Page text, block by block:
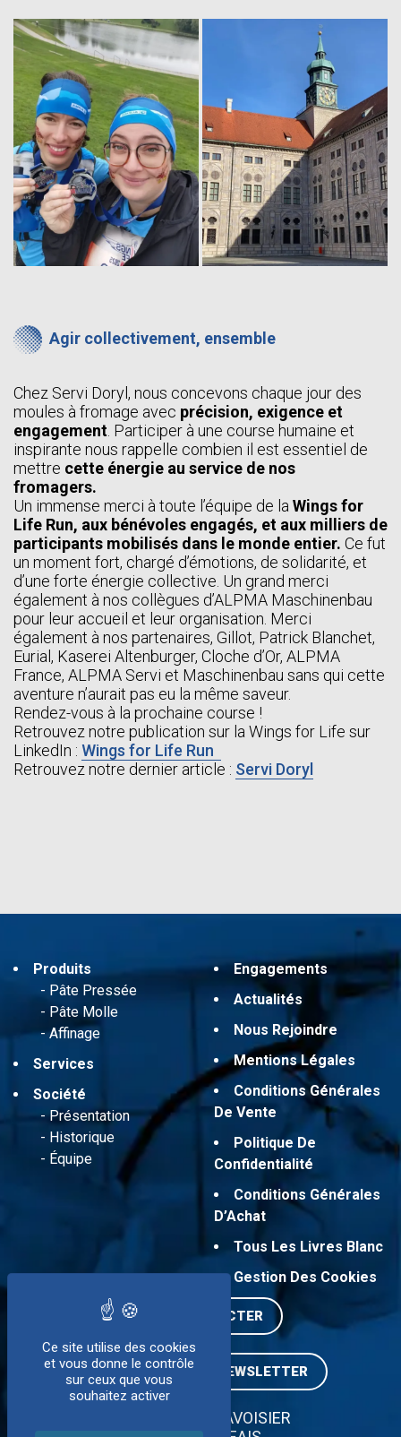
Agir collectivement, ensemble
Chez Servi Doryl, nous concevons chaque jour des
moules à fromage avec précision, exigence et
engagement. Participer à une course humaine et
inspirante nous rappelle combien il est essentiel de
mettre cette énergie au service de nos
fromagers.
Un immense merci à toute l’équipe de laWings for
Life Run, aux bénévoles engagés, et aux milliers de
participants mobilisés dans le monde entier. Ce fut
un moment fort, chargé d’émotions, de solidarité, et
d’une forte énergie collective. Un grand merci
également à nos collègues d’ALPMA Maschinenbau
pour leur accueil et leur organisation. Merci
également à nos partenaires, Gillot, Patrick Blanchet,
Eurial, Kaserei Altenburger, Cloche d’Or, ALPMA
France, ALPMA Servi et Maschinenbau sans qui cette
aventure n’aurait pas eu la même saveur.
Rendez-vous à la prochaine course !
Retrouvez notre publication sur la Wings for Life sur
LinkedIn : Wings for Life Run
Retrouvez notre dernier article : Servi Doryl
Produits
Pâte Pressée
Pâte Molle
Affinage
Services
Société
Présentation
Historique
Équipe
Engagements
Actualités
Nous Rejoindre
Mentions Légales
Conditions Générales
De Vente
Politique De
Confidentialité
Conditions Générales
D’Achat
Tous Les Livres Blanc
Gestion Des Cookies
NOUS CONTACTER
INSCRIPTION À LA NEWSLETTER
ZI SUD - 5 RUE LAVOISIER
Ce site utilise des cookies
et vous donne le contrôle
sur ceux que vous
souhaitez activer